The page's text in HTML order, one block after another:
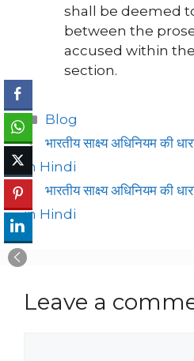
shall be deemed
between the
accused within
section.
Categories
Blog
भारतीय साक्ष्य अधिनियम की
in Hindi
भारतीय साक्ष्य अधिनियम की
in Hindi
Leave a